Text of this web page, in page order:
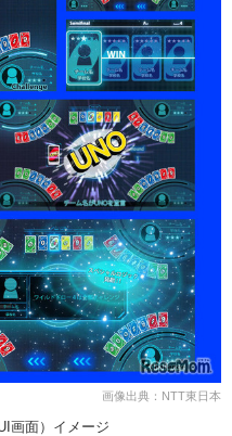
画像出典：NTT東日本
画面）イメージ